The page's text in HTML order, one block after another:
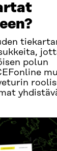
polun